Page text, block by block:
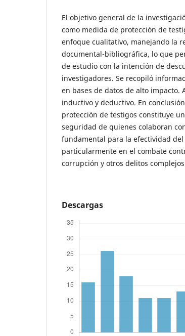
El objetivo general de la
como medida de protección de
enfoque cualitativo, manejando la
documental-bibliográfica, lo que
de estudio con la intención de
investigadores. Se recopiló
en bases de datos de alto impacto.
inductivo y deductivo. En
protección de testigos constituye
seguridad de quienes colaboran
fundamental para la efectividad
particularmente en el combate
corrupción y otros delitos
Descargas